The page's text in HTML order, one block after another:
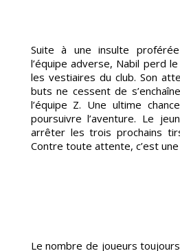
Suite à une insulte
l’équipe adverse, Nabil perd
les vestiaires du club. Son
buts ne cessent de
l’équipe Z. Une ultime
poursuivre l’aventure. Le
arrêter les trois prochains
Contre toute attente, c’est
Le nombre de joueurs